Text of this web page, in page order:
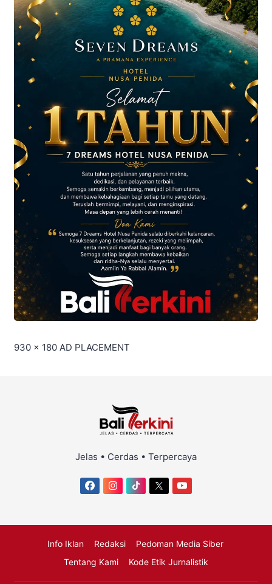
930 x 180 AD PLACEMENT
Jelas • Cerdas • Terpercaya
Info Iklan Redaksi
Pedoman Media Siber
Tentang Kami
Kode Etik Jurnalistik